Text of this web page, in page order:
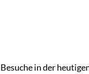
in der